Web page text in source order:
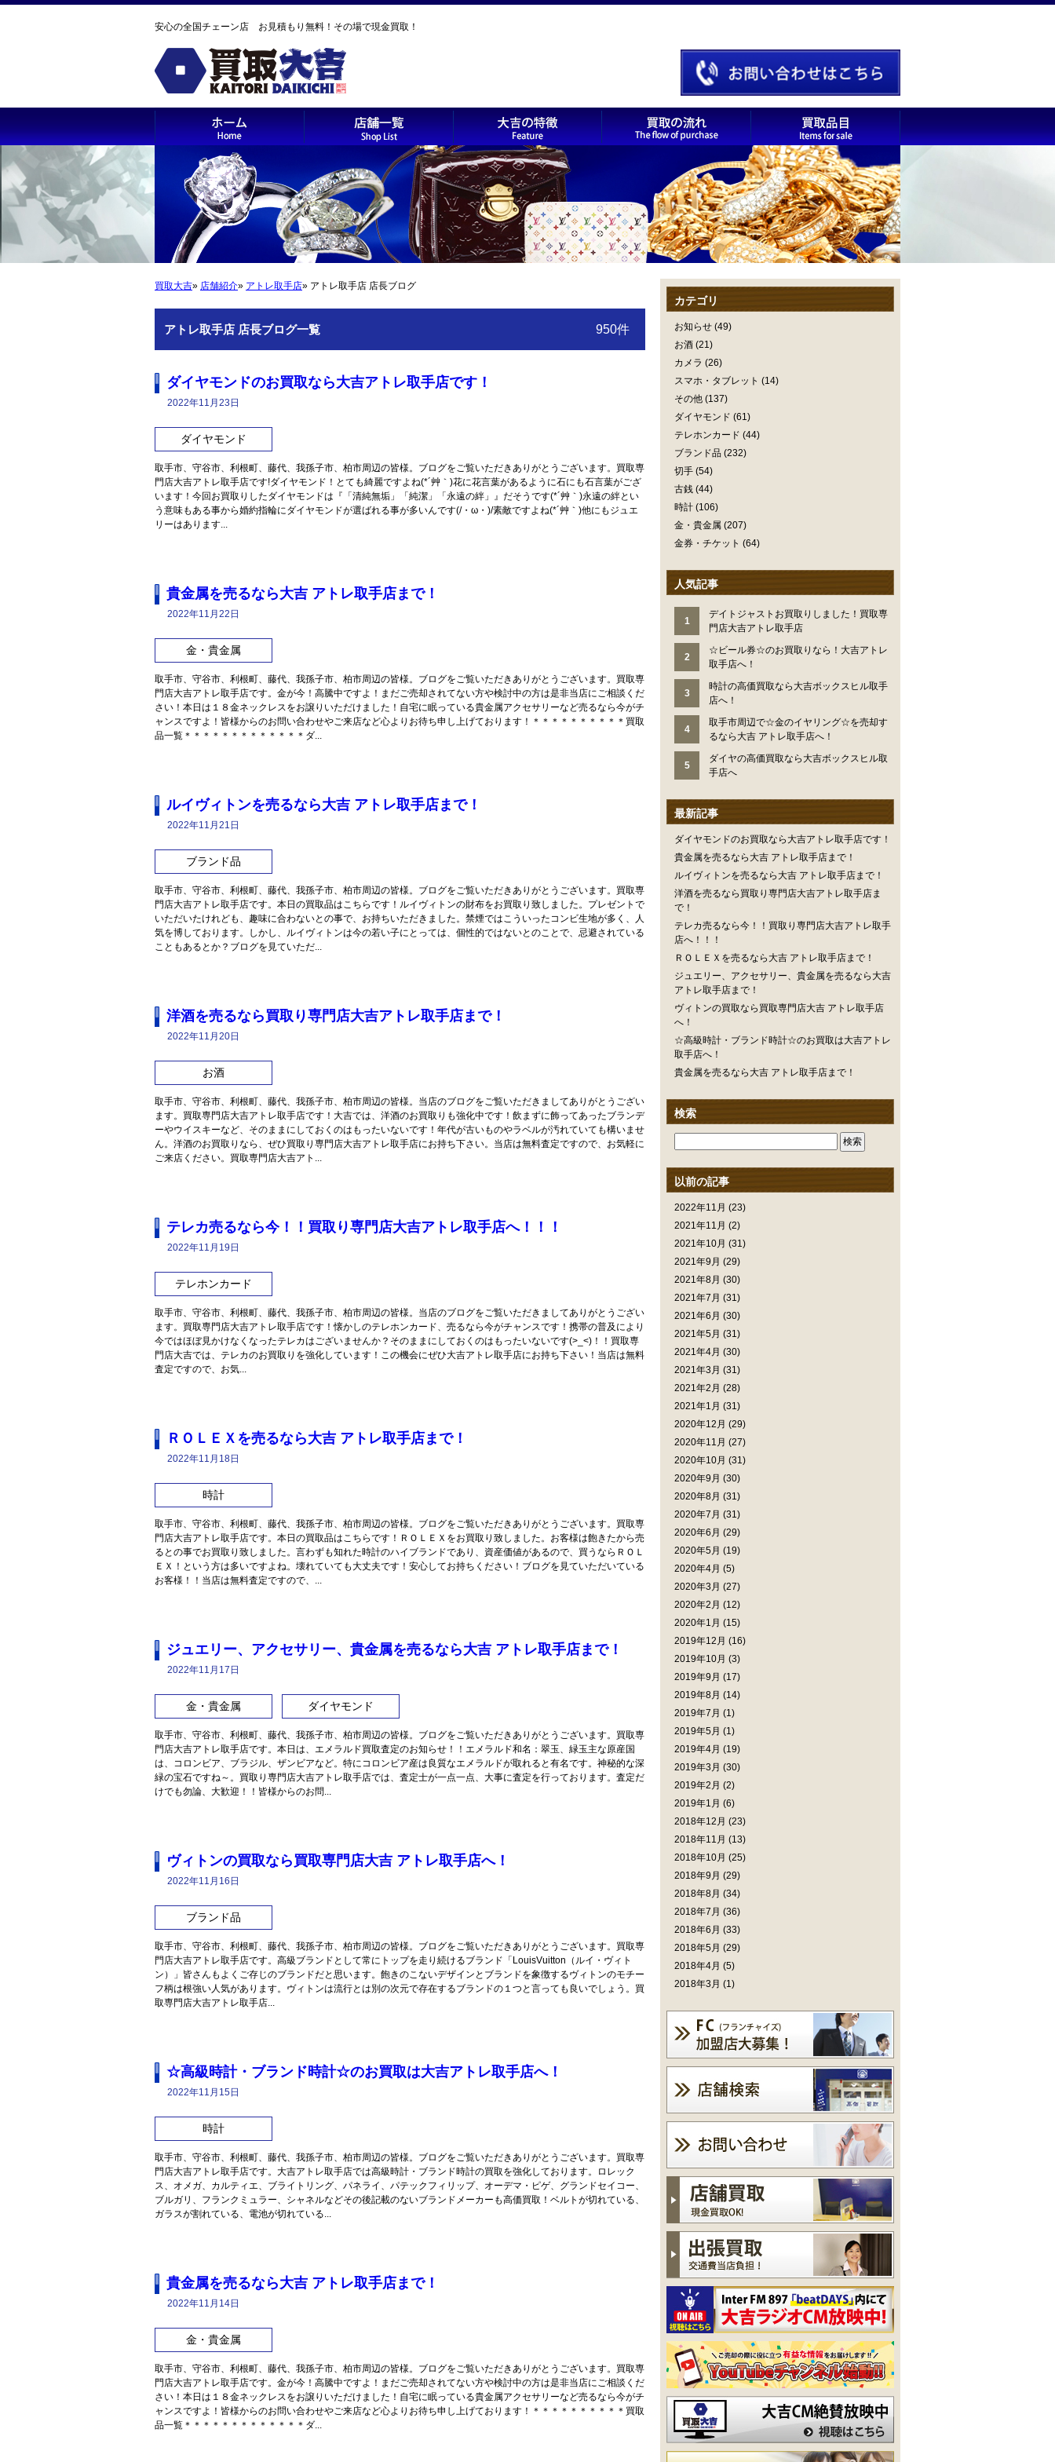
安心の全国チェーン店 お見積もり無料！その場で現金買取！
カテゴリ
お知らせ (49)
お酒 (21)
カメラ (26)
スマホ・タブレット (14)
その他 (137)
ダイヤモンド (61)
テレホンカード (44)
ブランド品 (232)
切手 (54)
古銭 (44)
時計 (106)
金・貴金属 (207)
金券・チケット (64)
人気記事
1
デイトジャストお買取りしました！買取専
門店大吉アトレ取手店
2
☆ビール券☆のお買取りなら！大吉アトレ
取手店へ！
3
時計の高価買取なら大吉ボックスヒル取手
店へ！
4
取手市周辺で☆金のイヤリング☆を売却す
るなら大吉 アトレ取手店へ！
5
ダイヤの高価買取なら大吉ボックスヒル取
手店へ
最新記事
ダイヤモンドのお買取なら大吉アトレ取手店です！
貴金属を売るなら大吉 アトレ取手店まで！
ルイヴィトンを売るなら大吉 アトレ取手店まで！
洋酒を売るなら買取り専門店大吉アトレ取手店ま
で！
テレカ売るなら今！！買取り専門店大吉アトレ取手
店へ！！！
ＲＯＬＥＸを売るなら大吉 アトレ取手店まで！
ジュエリー、アクセサリー、貴金属を売るなら大吉
アトレ取手店まで！
ヴィトンの買取なら買取専門店大吉 アトレ取手店
へ！
☆高級時計・ブランド時計☆のお買取は大吉アトレ
取手店へ！
貴金属を売るなら大吉 アトレ取手店まで！
検索
以前の記事
2022年11月 (23)
2021年11月 (2)
2021年10月 (31)
2021年9月 (29)
2021年8月 (30)
2021年7月 (31)
2021年6月 (30)
2021年5月 (31)
2021年4月 (30)
2021年3月 (31)
2021年2月 (28)
2021年1月 (31)
2020年12月 (29)
2020年11月 (27)
2020年10月 (31)
2020年9月 (30)
2020年8月 (31)
2020年7月 (31)
2020年6月 (29)
2020年5月 (19)
2020年4月 (5)
2020年3月 (27)
2020年2月 (12)
2020年1月 (15)
2019年12月 (16)
2019年10月 (3)
2019年9月 (17)
2019年8月 (14)
2019年7月 (1)
2019年5月 (1)
2019年4月 (19)
2019年3月 (30)
2019年2月 (2)
2019年1月 (6)
2018年12月 (23)
2018年11月 (13)
2018年10月 (25)
2018年9月 (29)
2018年8月 (34)
2018年7月 (36)
2018年6月 (33)
2018年5月 (29)
2018年4月 (5)
2018年3月 (1)
買取大吉» 店舗紹介» アトレ取手店» アトレ取手店 店長ブログ
アトレ取手店 店長ブログ一覧 950件
ダイヤモンドのお買取なら大吉アトレ取手店です！
2022年11月23日
ダイヤモンド
取手市、守谷市、利根町、藤代、我孫子市、柏市周辺の皆様。ブログをご覧いただきありがとうございます。買取専
門店大吉アトレ取手店です!ダイヤモンド！とても綺麗ですよね(*´艸｀)花に花言葉があるように石にも石言葉がござ
います！今回お買取りしたダイヤモンドは『「清純無垢」「純潔」「永遠の絆」』だそうです(*´艸｀)永遠の絆とい
う意味もある事から婚約指輪にダイヤモンドが選ばれる事が多いんです(/・ω・)/素敵ですよね(*´艸｀)他にもジュエ
リーはあります...
貴金属を売るなら大吉 アトレ取手店まで！
2022年11月22日
金・貴金属
取手市、守谷市、利根町、藤代、我孫子市、柏市周辺の皆様。ブログをご覧いただきありがとうございます。買取専
門店大吉アトレ取手店です。金が今！高騰中ですよ！まだご売却されてない方や検討中の方は是非当店にご相談くだ
さい！本日は１８金ネックレスをお譲りいただけました！自宅に眠っている貴金属アクセサリーなど売るなら今がチ
ャンスですよ！皆様からのお問い合わせやご来店など心よりお待ち申し上げております！＊＊＊＊＊＊＊＊＊＊買取
品一覧＊＊＊＊＊＊＊＊＊＊＊＊＊ダ...
ルイヴィトンを売るなら大吉 アトレ取手店まで！
2022年11月21日
ブランド品
取手市、守谷市、利根町、藤代、我孫子市、柏市周辺の皆様。ブログをご覧いただきありがとうございます。買取専
門店大吉アトレ取手店です。本日の買取品はこちらです！ルイヴィトンの財布をお買取り致しました。プレゼントで
いただいたけれども、趣味に合わないとの事で、お持ちいただきました。禁煙ではこういったコンビ生地が多く、人
気を博しております。しかし、ルイヴィトンは今の若い子にとっては、個性的ではないとのことで、忌避されている
こともあるとか？ブログを見ていただ...
洋酒を売るなら買取り専門店大吉アトレ取手店まで！
2022年11月20日
お酒
取手市、守谷市、利根町、藤代、我孫子市、柏市周辺の皆様。当店のブログをご覧いただきましてありがとうござい
ます。買取専門店大吉アトレ取手店です！大吉では、洋酒のお買取りも強化中です！飲まずに飾ってあったブランデ
ーやウイスキーなど、そのままにしておくのはもったいないです！年代が古いものやラベルが汚れていても構いませ
ん。洋酒のお買取りなら、ぜひ買取り専門店大吉アトレ取手店にお持ち下さい。当店は無料査定ですので、お気軽に
ご来店ください。買取専門店大吉アト...
テレカ売るなら今！！買取り専門店大吉アトレ取手店へ！！！
2022年11月19日
テレホンカード
取手市、守谷市、利根町、藤代、我孫子市、柏市周辺の皆様。当店のブログをご覧いただきましてありがとうござい
ます。買取専門店大吉アトレ取手店です！懐かしのテレホンカード、売るなら今がチャンスです！携帯の普及により
今ではほぼ見かけなくなったテレカはございませんか？そのままにしておくのはもったいないです(>_<)！！買取専
門店大吉では、テレカのお買取りを強化しています！この機会にぜひ大吉アトレ取手店にお持ち下さい！当店は無料
査定ですので、お気...
ＲＯＬＥＸを売るなら大吉 アトレ取手店まで！
2022年11月18日
時計
取手市、守谷市、利根町、藤代、我孫子市、柏市周辺の皆様。ブログをご覧いただきありがとうございます。買取専
門店大吉アトレ取手店です。本日の買取品はこちらです！ＲＯＬＥＸをお買取り致しました。お客様は飽きたから売
るとの事でお買取り致しました。言わずも知れた時計のハイブランドであり、資産価値があるので、買うならＲＯＬ
ＥＸ！という方は多いですよね。壊れていても大丈夫です！安心してお持ちください！ブログを見ていただいている
お客様！！当店は無料査定ですので、...
ジュエリー、アクセサリー、貴金属を売るなら大吉 アトレ取手店まで！
2022年11月17日
金・貴金属 ダイヤモンド
取手市、守谷市、利根町、藤代、我孫子市、柏市周辺の皆様。ブログをご覧いただきありがとうございます。買取専
門店大吉アトレ取手店です。本日は、エメラルド買取査定のお知らせ！！エメラルド和名：翠玉、緑玉主な原産国
は、コロンビア、ブラジル、ザンビアなど。特にコロンビア産は良質なエメラルドが取れると有名です。神秘的な深
緑の宝石ですね～。買取り専門店大吉アトレ取手店では、査定士が一点一点、大事に査定を行っております。査定だ
けでも勿論、大歓迎！！皆様からのお問...
ヴィトンの買取なら買取専門店大吉 アトレ取手店へ！
2022年11月16日
ブランド品
取手市、守谷市、利根町、藤代、我孫子市、柏市周辺の皆様。ブログをご覧いただきありがとうございます。買取専
門店大吉アトレ取手店です。高級ブランドとして常にトップを走り続けるブランド「LouisVuitton（ルイ・ヴィト
ン）」皆さんもよくご存じのブランドだと思います。飽きのこないデザインとブランドを象徴するヴィトンのモチー
フ柄は根強い人気があります。ヴィトンは流行とは別の次元で存在するブランドの１つと言っても良いでしょう。買
取専門店大吉アトレ取手店...
☆高級時計・ブランド時計☆のお買取は大吉アトレ取手店へ！
2022年11月15日
時計
取手市、守谷市、利根町、藤代、我孫子市、柏市周辺の皆様。ブログをご覧いただきありがとうございます。買取専
門店大吉アトレ取手店です。大吉アトレ取手店では高級時計・ブランド時計の買取を強化しております。ロレック
ス、オメガ、カルティエ、ブライトリング、パネライ、パテックフィリップ、オーデマ・ピゲ、グランドセイコー、
ブルガリ、フランクミュラー、シャネルなどその後記載のないブランドメーカーも高価買取！ベルトが切れている、
ガラスが割れている、電池が切れている...
貴金属を売るなら大吉 アトレ取手店まで！
2022年11月14日
金・貴金属
取手市、守谷市、利根町、藤代、我孫子市、柏市周辺の皆様。ブログをご覧いただきありがとうございます。買取専
門店大吉アトレ取手店です。金が今！高騰中ですよ！まだご売却されてない方や検討中の方は是非当店にご相談くだ
さい！本日は１８金ネックレスをお譲りいただけました！自宅に眠っている貴金属アクセサリーなど売るなら今がチ
ャンスですよ！皆様からのお問い合わせやご来店など心よりお待ち申し上げております！＊＊＊＊＊＊＊＊＊＊買取
品一覧＊＊＊＊＊＊＊＊＊＊＊＊＊ダ...